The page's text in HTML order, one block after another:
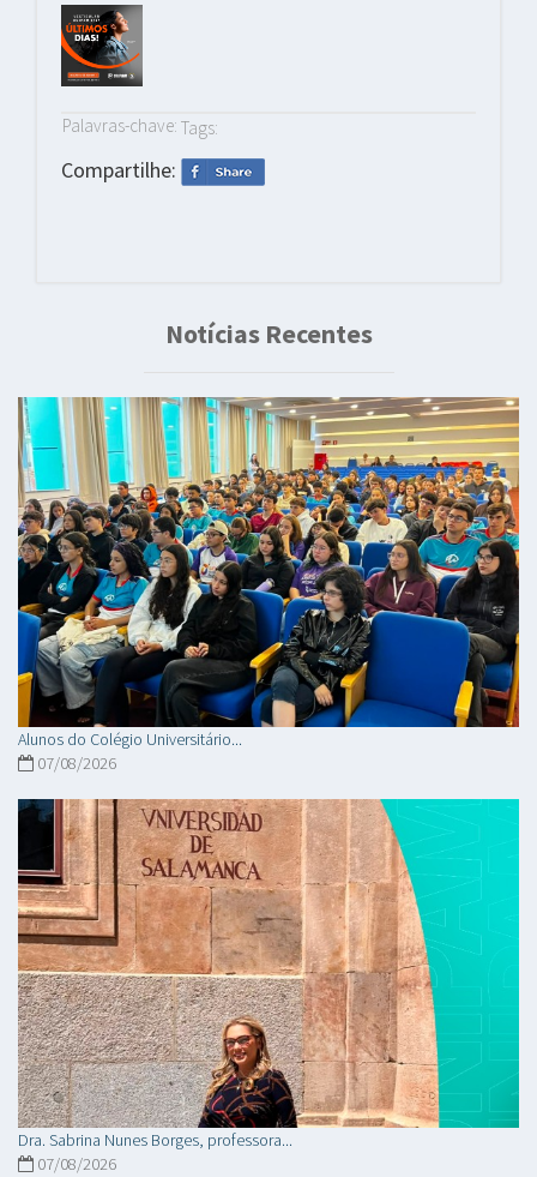
Palavras-chave: Tags:
Compartilhe:
Notícias Recentes
Alunos do Colégio Universitário...
07/08/2026
Dra. Sabrina Nunes Borges, professora...
07/08/2026